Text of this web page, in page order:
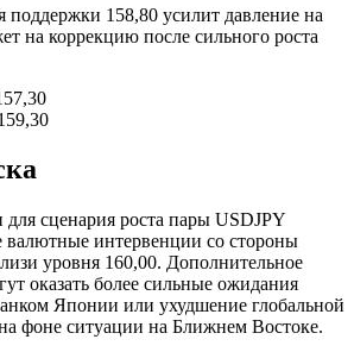
158,80 усилит давление на
на коррекцию после сильного роста
сценария роста пары USDJPY
валютные интервенции со стороны
уровня 160,00. Дополнительное
оказать более сильные ожидания
Японии или ухудшение глобальной
фоне ситуации на Ближнем Востоке.